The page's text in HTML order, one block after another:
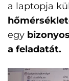
a laptopja
egy
a feladatát.